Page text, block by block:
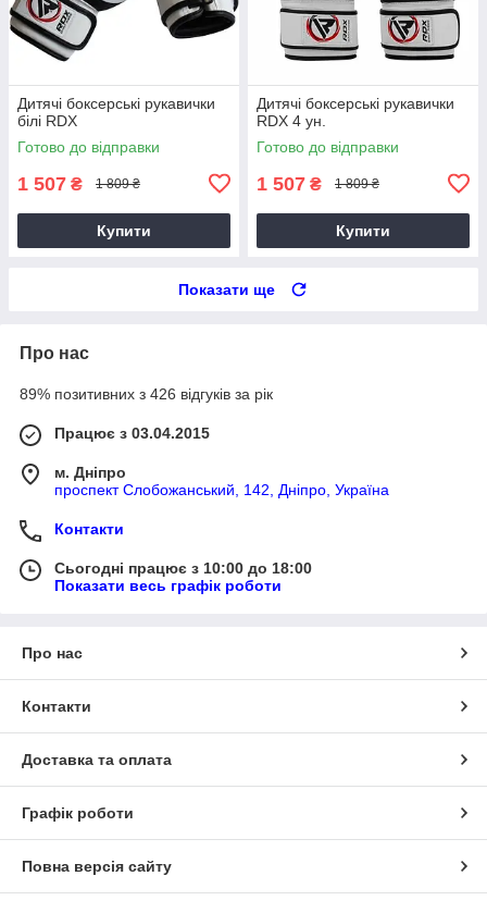
Дитячі боксерські рукавички
білі RDX
Готово до відправки
1 507 ₴ 1 809 ₴
Купити
Дитячі боксерські рукавички
RDX 4 ун.
Готово до відправки
1 507 ₴ 1 809 ₴
Купити
Показати ще
Про нас
89% позитивних з 426 відгуків за рік
Працює з 03.04.2015
м. Дніпро
проспект Слобожанський, 142, Дніпро, Україна
Контакти
Сьогодні працює з 10:00 до 18:00
Показати весь графік роботи
Про нас
Контакти
Доставка та оплата
Графік роботи
Повна версія сайту